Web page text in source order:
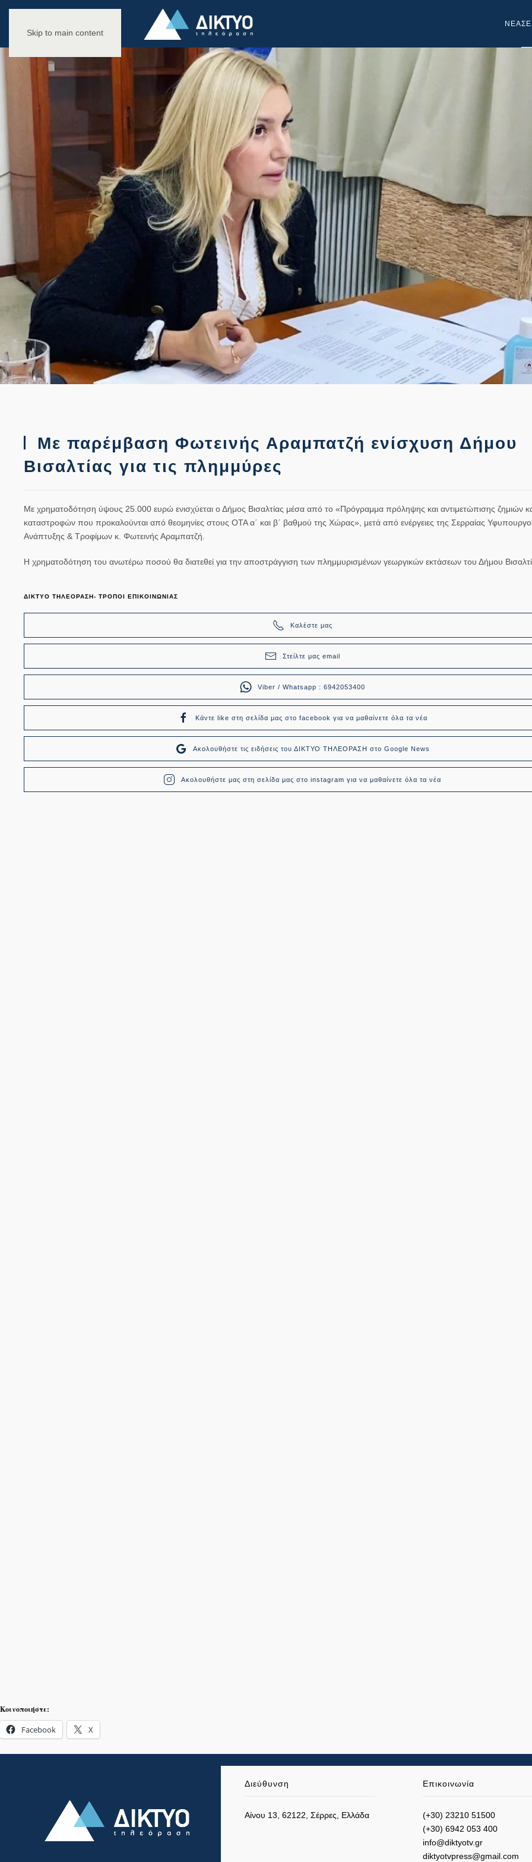
Skip to main content
NEA
Με παρέμβαση Φωτεινής Αραμπατζή ενίσχυση Δήμου
Βισαλτίας για τις πλημμύρες
Με χρηματοδότηση ύψους 25.000 ευρώ ενισχύεται ο Δήμος Βισαλτίας μέσα από το «Πρόγραμμα πρόληψης και αντιμετώπισης ζημιών
καταστροφών που προκαλούνται από θεομηνίες στους ΟΤΑ α΄ και β΄ βαθμού της Χώρας», μετά από ενέργειες της Σερραίας
Ανάπτυξης & Τροφίμων κ. Φωτεινής Αραμπατζή.
Η χρηματοδότηση του ανωτέρω ποσού θα διατεθεί για την αποστράγγιση των πλημμυρισμένων γεωργικών εκτάσεων του Δήμου
ΔΙΚΤΥΟ ΤΗΛΕΟΡΑΣΗ- ΤΡΟΠΟΙ ΕΠΙΚΟΙΝΩΝΙΑΣ
Καλέστε μας
Στείλτε μας email
Viber / Whatsapp : 6942053400
Κάντε like στη σελίδα μας στο facebook για να μαθαίνετε όλα τα νέα
Ακολουθήστε τις ειδήσεις του ΔΙΚΤΥΟ ΤΗΛΕΟΡΑΣΗ στο Google News
Ακολουθήστε μας στη σελίδα μας στο instagram για να μαθαίνετε όλα τα νέα
Κοινοποιήστε:
Facebook X
Διεύθυνση
Αίνου 13, 62122, Σέρρες, Ελλάδα
Επικοινωνία
(+30) 23210 51500
(+30) 6942 053 400
info@diktyotv.gr
diktyotvpress@gmail.com